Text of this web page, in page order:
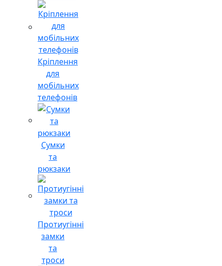
Кріплення
для
мобільних
телефонів
Сумки
та
рюкзаки
Протиугінні
замки
та
троси